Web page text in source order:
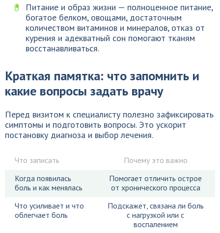
Питание и образ жизни — полноценное питание,
богатое белком, овощами, достаточным
количеством витаминов и минералов, отказ от
курения и адекватный сон помогают тканям
восстанавливаться.
Краткая памятка: что запомнить и
какие вопросы задать врачу
Перед визитом к специалисту полезно зафиксировать
симптомы и подготовить вопросы. Это ускорит
постановку диагноза и выбор лечения.
Что записать
Почему это важно
Когда появилась
боль и как менялась
Помогает отличить острое
от хронического процесса
Что усиливает и что
облегчает боль
Подскажет, связана ли боль
с нагрузкой или с
воспалением